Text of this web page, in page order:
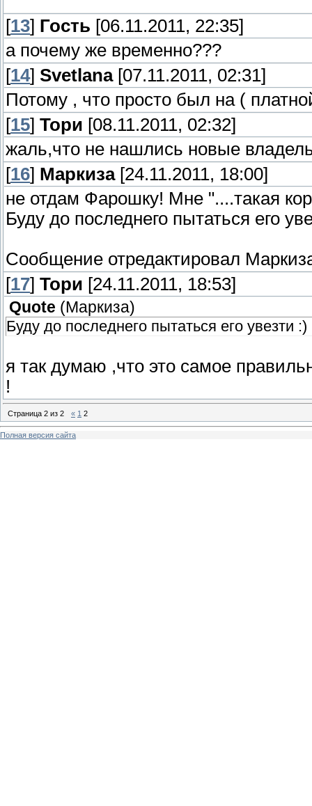
[13] Гость [06.11.2011, 22:35]
а почему же временно???
[14] Svetlana[07.11.2011, 02:31]
Потому , что просто был на (
[15] Тори [08.11.2011, 02:32]
жаль,что не нашлись новые
[16] Маркиза[24.11.2011, 18:00]
не отдам Фарошку! Мне "....такая
Буду до последнего пытаться его
Сообщение отредактировал
[17] Тори [24.11.2011, 18:53]
Quote (Маркиза)
Буду до последнего пытаться его увезти :)
я так думаю ,что это самое
!
Страница 2 из 2 « 1 2
Полная версия сайта